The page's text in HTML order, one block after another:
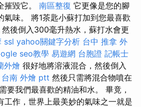
摧毀它。 南區整復 它更像是您的腳
氣味。 將1茶匙小蘇打加到您最喜歡
後倒入300毫升熱水，蘇打水會更
ssl yahoo關鍵字分析 台中 推拿 外
seo教學 易遊網 台胞證 記帳士
外燴 很好地將溶液混合，然後倒入
台南 外燴 ptt 然後只需將混合物噴在
要我們最喜歡的精油和水。 畢竟，
工作，世界上最美妙的氣味之一就是